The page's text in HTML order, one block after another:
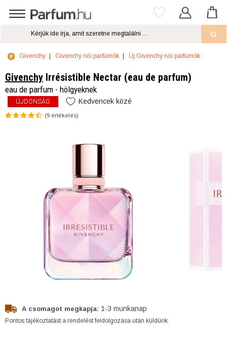
Givenchy Givenchy női parfümök Új Givenchy női parfümök
Givenchy Irrésistible Nectar (eau de parfum)
eau de parfum - hölgyeknek
ÚJDONSÁG Kedvencek közé
(9 értékelés)
A csomagot megkapja: 1-3 munkanap
Pontos tájékoztatást a rendelést feldolgozása után küldünk.